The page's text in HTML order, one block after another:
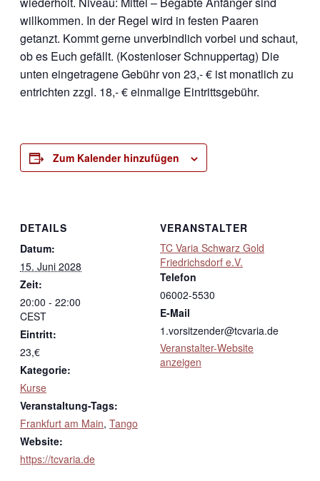
willkommen. In der Regel wird in festen Paaren
getanzt. Kommt gerne unverbindlich vorbei und schaut,
ob es Euch gefällt. (Kostenloser Schnuppertag) Die
unten eingetragene Gebühr von 23,- € ist monatlich zu
entrichten zzgl. 18,- € einmalige Eintrittsgebühr.
Zum Kalender hinzufügen
DETAILS
Datum:
15. Juni 2028
Zeit:
20:00 - 22:00
CEST
Eintritt:
23,€
Kategorie:
Kurse
Veranstaltung-Tags:
Frankfurt am Main, Tango
Website:
https://tcvaria.de
VERANSTALTER
TC Varia Schwarz Gold
Friedrichsdorf e.V.
Telefon
06002-5530
E-Mail
1.vorsitzender@tcvaria.de
Veranstalter-Website
anzeigen